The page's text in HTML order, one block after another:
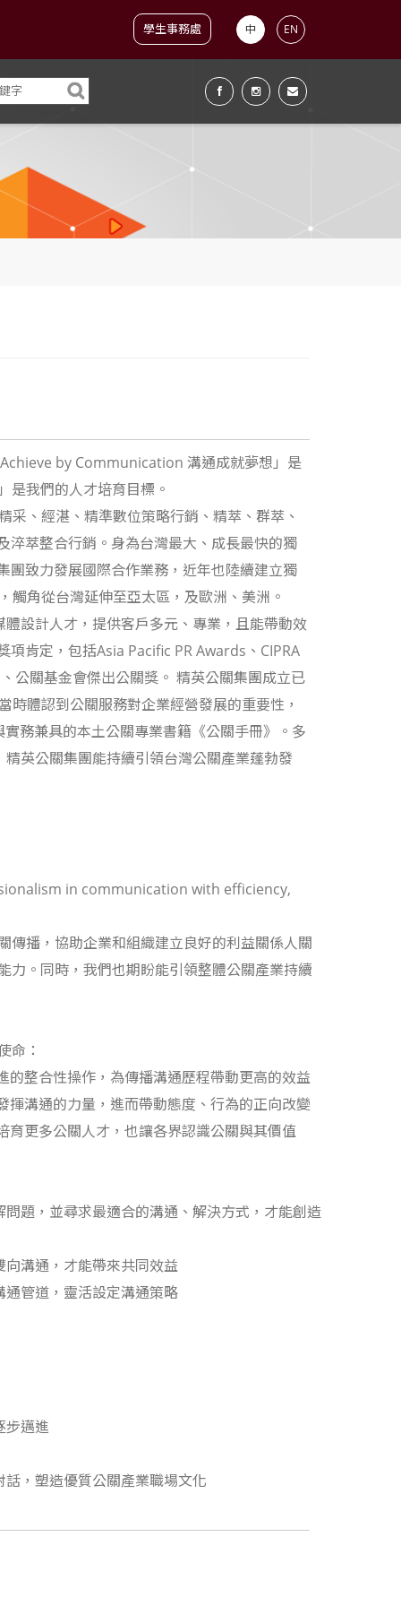
學生事務處 中 EN
by Communication 溝通成就夢想」是
我們的人才培育目標。
、經湛、精準數位策略行銷、精萃、群萃、
淬萃整合行銷。身為台灣最大、成長最快的獨
團致力發展國際合作業務，近年也陸續建立獨
觸角從台灣延伸至亞太區，及歐洲、美洲。
設計人才，提供客戶多元、專業，且能帶動效
肯定，包括Asia Pacific PR Awards、CIPRA
公關基金會傑出公關獎。 精英公關集團成立已
體認到公關服務對企業經營發展的重要性，
務兼具的本土公關專業書籍《公關手冊》。多
英公關集團能持續引領台灣公關產業蓬勃發
in communication with efficiency,
傳播，協助企業和組織建立良好的利益關係人關
力。同時，我們也期盼能引領整體公關產業持續
命：
的整合性操作，為傳播溝通歷程帶動更高的效益
揮溝通的力量，進而帶動態度、行為的正向改變
育更多公關人才，也讓各界認識公關與其價值
題，並尋求最適合的溝通、解決方式，才能創造
向溝通，才能帶來共同效益
通管道，靈活設定溝通策略
步邁進
，塑造優質公關產業職場文化